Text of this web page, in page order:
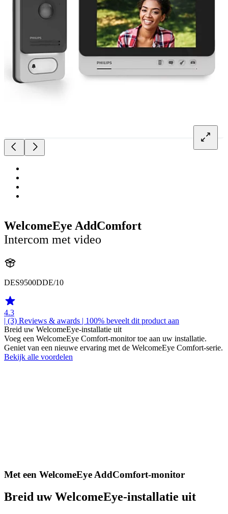
WelcomeEye AddComfort
Intercom met video
DES9500DDE/10
4.3
| (3) Reviews & awards | 100% beveelt dit product aan
Breid uw WelcomeEye-installatie uit
Voeg een WelcomeEye Comfort-monitor toe aan uw installatie.
Geniet van een nieuwe ervaring met de WelcomeEye Comfort-serie.
Bekijk alle voordelen
Met een WelcomeEye AddComfort-monitor
Breid uw WelcomeEye-installatie uit